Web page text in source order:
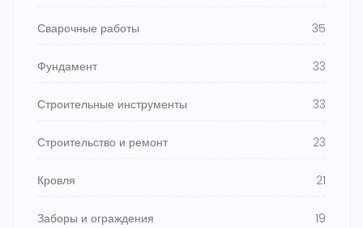
Сварочные работы 35
Фундамент 33
Строительные инструменты 33
Строительство и ремонт 23
Кровля 21
Заборы и ограждения 19